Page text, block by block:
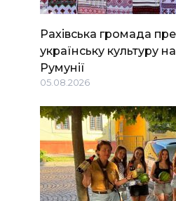
Рахівська громада
українську культуру
Румунії
05.08.2026